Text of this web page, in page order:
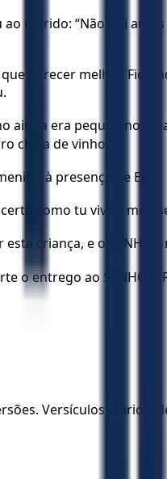
ao marido: “Não irei
que parecer melhor.
ainda era pequenino,
cheia de vinho.
à presença de Eli,
certo como tu vives,
esta criança, e o
o entrego ao SENHOR.
Versículos diários,